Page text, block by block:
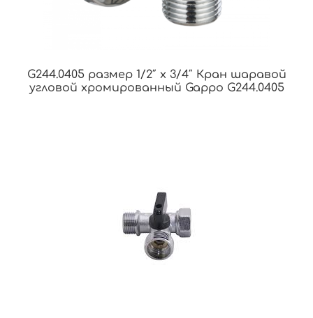
G244.0405 размер 1/2″ х 3/4″ Кран шаравой
угловой хромированный Gappo G244.0405